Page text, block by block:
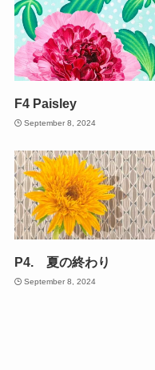
F4 Paisley
September 8, 2024
P4. 夏の終わり
September 8, 2024